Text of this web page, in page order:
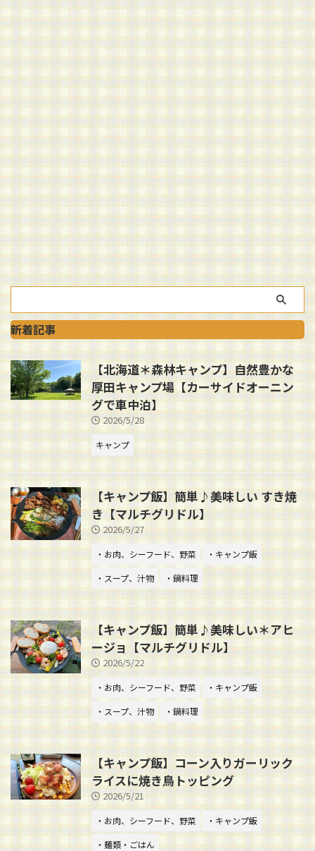
新着記事
【北海道＊森林キャンプ】自然豊かな
厚田キャンプ場【カーサイドオーニン
グで車中泊】
2026/5/28
キャンプ
【キャンプ飯】簡単♪美味しい すき焼
き【マルチグリドル】
2026/5/27
・お肉、シーフード、野菜
・キャンプ飯
・スープ、汁物
・鍋料理
【キャンプ飯】簡単♪美味しい＊アヒ
ージョ【マルチグリドル】
2026/5/22
・お肉、シーフード、野菜
・キャンプ飯
・スープ、汁物
・鍋料理
【キャンプ飯】コーン入りガーリック
ライスに焼き鳥トッピング
2026/5/21
・お肉、シーフード、野菜
・キャンプ飯
・麺類・ごはん